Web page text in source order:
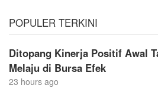
POPULER TERKINI
Ditopang Kinerja Positif Awal
Melaju di Bursa Efek
23 hours ago